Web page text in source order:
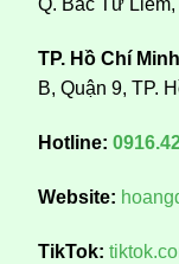
Q. Bắc Từ
TP. Hồ Chí Minh
B, Quận 9, TP.
Hotline:
Website:
TikTok: